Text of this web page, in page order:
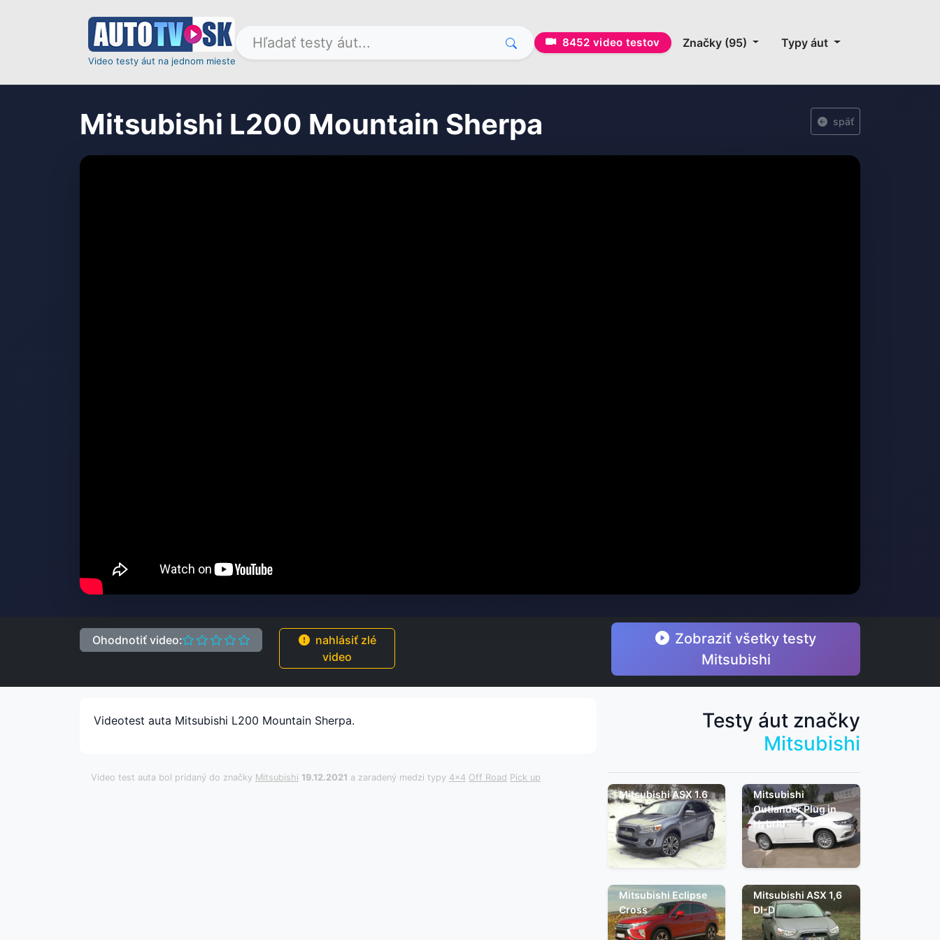
Video testy áut na jednom mieste
8452 video testov Značky (95) Typy áut
Mitsubishi L200 Mountain Sherpa späť
Ohodnotiť video:
nahlásiť zlé
video
Zobraziť všetky testy
Mitsubishi
Videotest auta Mitsubishi L200 Mountain Sherpa.
Video test auta bol pridaný do značky Mitsubishi 19.12.2021 a zaradený medzi typy 4x4 Off Road Pick up
Testy áut značky
Mitsubishi
Mitsubishi ASX 1.6
DI-D
Mitsubishi
Outlander Plug in
Hybrid
Mitsubishi Eclipse
Cross
Mitsubishi ASX 1,6
DI-D